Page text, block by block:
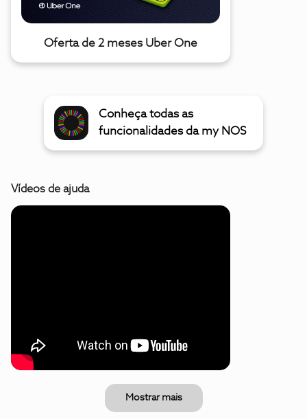
Oferta de 2 meses Uber One
Conheça todas as
funcionalidades da my NOS
Vídeos de ajuda
Mostrar mais